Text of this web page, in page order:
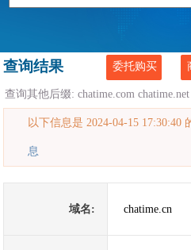
查询结果 委托购买
查询其他后缀:chatime.com chatime.net
以下信息是 2024-04-15 17:30:40
息
域名: chatime.cn